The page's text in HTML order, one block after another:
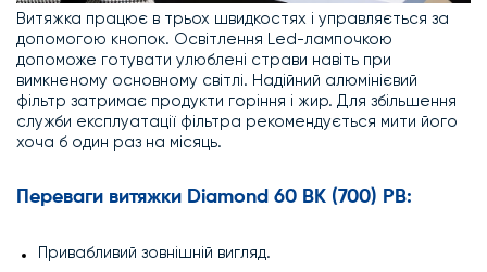
Витяжка працює в трьох швидкостях і управляється за
допомогою кнопок. Освітлення Led-лампочкою
допоможе готувати улюблені страви навіть при
вимкненому основному світлі. Надійний алюмінієвий
фільтр затримає продукти горіння і жир. Для збільшення
служби експлуатації фільтра рекомендується мити його
хоча б один раз на місяць.
Переваги витяжки Diamond 60 BK (700) PB:
Привабливий зовнішній вигляд.